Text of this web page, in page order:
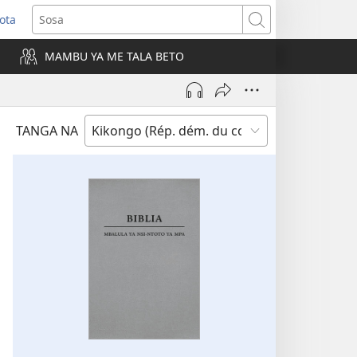
Sosa
MAMBU YA ME TALA BETO
TANGA NA